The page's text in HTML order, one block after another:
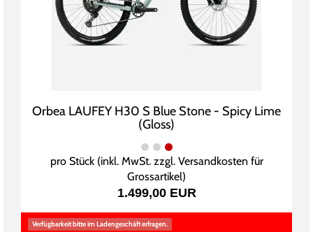
Orbea LAUFEY H30 S Blue Stone - Spicy Lime
(Gloss)
pro Stück (inkl. MwSt. zzgl. Versandkosten für
Grossartikel)
1.499,00 EUR
Verfügbarkeit bitte im Ladengeschäft erfragen.